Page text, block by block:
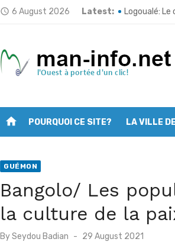
access_time 6 August 2026 Latest: Koro: Le
Opération
Deuxième
Man:
Tonkpi:
Man: La
home POURQUOI CE SITE? LA VILLE
GUÉMON
Bangolo/ Les
la culture de la
BySeydou Badian
Posted
29 August 2021